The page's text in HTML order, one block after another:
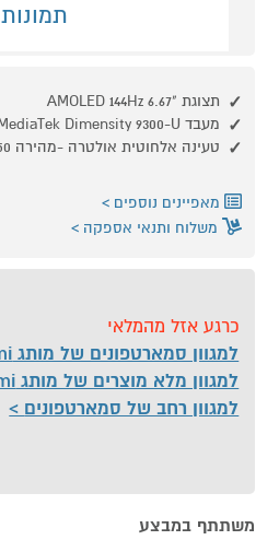
תמונות
תצוגת "AMOLED 144Hz 6.67
מעבד MediaTek Dimensity 9300-U
טעינה אלחוטית אולטרה -מהירה 50
מאפיינים נוספים
משלוח ותנאי אספקה
כרגע אזל מהמלאי
למגוון סמארטפונים של מותג Xiaomi
למגוון מלא מוצרים של מותג Xiaomi
למגוון רחב של סמארטפונים
משתתף במבצע